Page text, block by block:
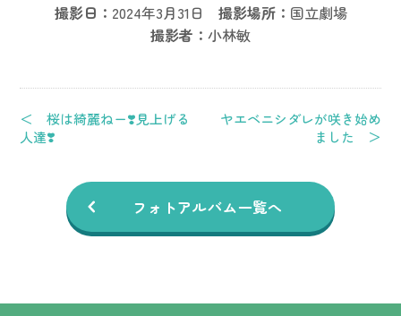
撮影日： 2024年3月31日 撮影場所： 国立劇場
撮影者： 小林敏
＜ 桜は綺麗ねー❣️見上げる
人達❣️
ヤエベニシダレが咲き始め
ました ＞
フォトアルバム一覧へ